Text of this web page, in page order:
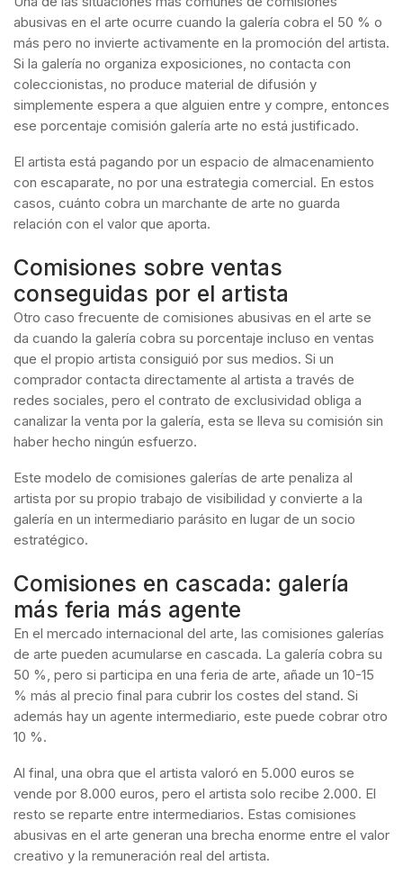
abusivas en el arte ocurre cuando la galería cobra el 50 % o
más pero no invierte activamente en la promoción del artista.
Si la galería no organiza exposiciones, no contacta con
coleccionistas, no produce material de difusión y
simplemente espera a que alguien entre y compre, entonces
ese porcentaje comisión galería arte no está justificado.
El artista está pagando por un espacio de almacenamiento
con escaparate, no por una estrategia comercial. En estos
casos, cuánto cobra un marchante de arte no guarda
relación con el valor que aporta.
Comisiones sobre ventas
conseguidas por el artista
Otro caso frecuente de comisiones abusivas en el arte se
da cuando la galería cobra su porcentaje incluso en ventas
que el propio artista consiguió por sus medios. Si un
comprador contacta directamente al artista a través de
redes sociales, pero el contrato de exclusividad obliga a
canalizar la venta por la galería, esta se lleva su comisión sin
haber hecho ningún esfuerzo.
Este modelo de comisiones galerías de arte penaliza al
artista por su propio trabajo de visibilidad y convierte a la
galería en un intermediario parásito en lugar de un socio
estratégico.
Comisiones en cascada: galería
más feria más agente
En el mercado internacional del arte, las comisiones galerías
de arte pueden acumularse en cascada. La galería cobra su
50 %, pero si participa en una feria de arte, añade un 10-15
% más al precio final para cubrir los costes del stand. Si
además hay un agente intermediario, este puede cobrar otro
10 %.
Al final, una obra que el artista valoró en 5.000 euros se
vende por 8.000 euros, pero el artista solo recibe 2.000. El
resto se reparte entre intermediarios. Estas comisiones
abusivas en el arte generan una brecha enorme entre el valor
creativo y la remuneración real del artista.